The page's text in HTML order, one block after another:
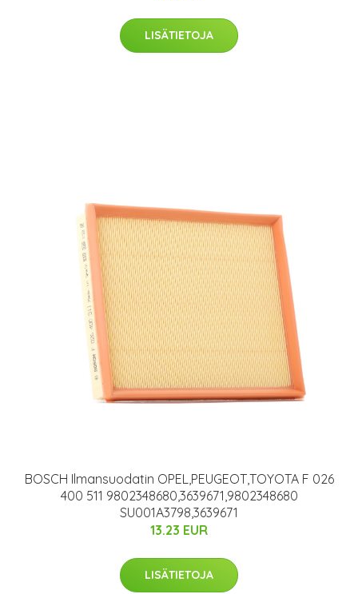
LISÄTIETOJA
BOSCH Ilmansuodatin OPEL,PEUGEOT,TOYOTA F 026
400 511 9802348680,3639671,9802348680
SU001A3798,3639671
13.23 EUR
LISÄTIETOJA